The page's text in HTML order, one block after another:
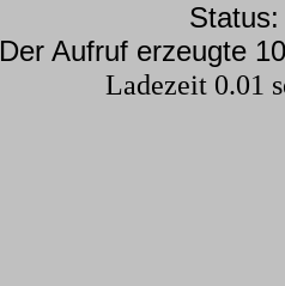
Der Aufruf erzeugte
Ladezeit 0.01